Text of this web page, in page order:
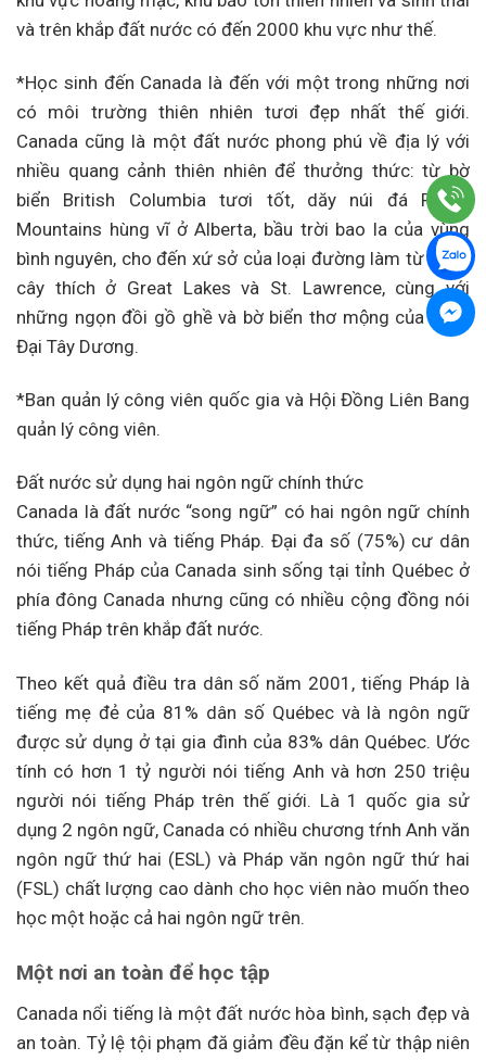
và trên khắp đất nước có đến 2000 khu vực như thế.
*Học sinh đến Canada là đến với một trong những nơi
có môi trường thiên nhiên tươi đẹp nhất thế giới.
Canada cũng là một đất nước phong phú về địa lý với
nhiều quang cảnh thiên nhiên để thưởng thức: từ bờ
biển British Columbia tươi tốt, dăy núi đá Rocky
Mountains hùng vĩ ở Alberta, bầu trời bao la của vùng
bình nguyên, cho đến xứ sở của loại đường làm từ nhựa
cây thích ở Great Lakes và St. Lawrence, cùng với
những ngọn đồi gồ ghề và bờ biển thơ mộng của vùng
Đại Tây Dương.
*Ban quản lý công viên quốc gia và Hội Đồng Liên Bang
quản lý công viên.
Đất nước sử dụng hai ngôn ngữ chính thức
Canada là đất nước “song ngữ” có hai ngôn ngữ chính
thức, tiếng Anh và tiếng Pháp. Đại đa số (75%) cư dân
nói tiếng Pháp của Canada sinh sống tại tỉnh Québec ở
phía đông Canada nhưng cũng có nhiều cộng đồng nói
tiếng Pháp trên khắp đất nước.
Theo kết quả điều tra dân số năm 2001, tiếng Pháp là
tiếng mẹ đẻ của 81% dân số Québec và là ngôn ngữ
được sử dụng ở tại gia đình của 83% dân Québec. Ước
tính có hơn 1 tỷ người nói tiếng Anh và hơn 250 triệu
người nói tiếng Pháp trên thế giới. Là 1 quốc gia sử
dụng 2 ngôn ngữ, Canada có nhiều chương tŕnh Anh văn
ngôn ngữ thứ hai (ESL) và Pháp văn ngôn ngữ thứ hai
(FSL) chất lượng cao dành cho học viên nào muốn theo
học một hoặc cả hai ngôn ngữ trên.
Một nơi an toàn để học tập
Canada nổi tiếng là một đất nước hòa bình, sạch đẹp và
an toàn. Tỷ lệ tội phạm đă giảm đều đặn kể từ thập niên